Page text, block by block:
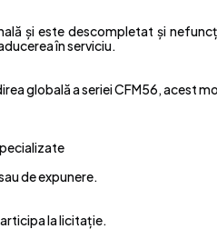
și este descompletat și
în serviciu.
globală a seriei CFM56, acest
de expunere.
la licitație.